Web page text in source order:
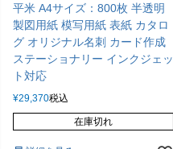
平米 A4サイズ：800枚 半透明
製図用紙 模写用紙 表紙 カタロ
グ オリジナル名刺 カード作成
ステーショナリー インクジェッ
ト対応
¥29,370税込
在庫切れ